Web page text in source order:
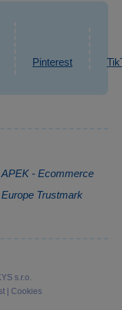
Pinterest
s.r.o.
Cookies